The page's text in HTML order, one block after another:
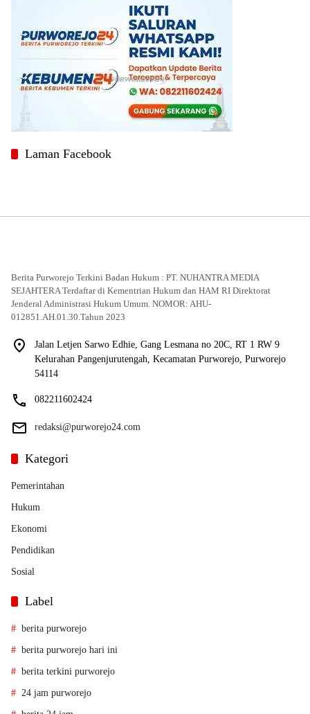
Laman Facebook
Berita Purworejo Terkini Badan Hukum : PT. NUHANTRA MEDIA
SEJAHTERA Terdaftar di Kementrian Hukum dan HAM RI Direktorat
Jenderal Administrasi Hukum Umum. NOMOR: AHU-
012851.AH.01.30.Tahun 2023
Jalan Letjen Sarwo Edhie, Gang Lesmana no 20C, RT 1 RW 9
Kelurahan Pangenjurutengah, Kecamatan Purworejo, Purworejo
54114
082211602424
redaksi@purworejo24.com
Kategori
Pemerintahan
Hukum
Ekonomi
Pendidikan
Sosial
Label
berita purworejo
berita purworejo hari ini
berita terkini purworejo
24 jam purworejo